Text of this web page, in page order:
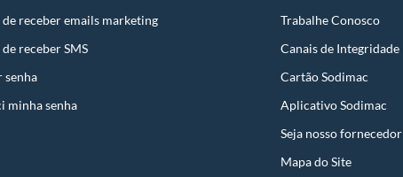
receber emails marketing
receber SMS
senha
minha senha
Trabalhe Conosco
Canais de Integridade
Cartão Sodimac
Aplicativo Sodimac
Seja nosso fornecedor
Mapa do Site